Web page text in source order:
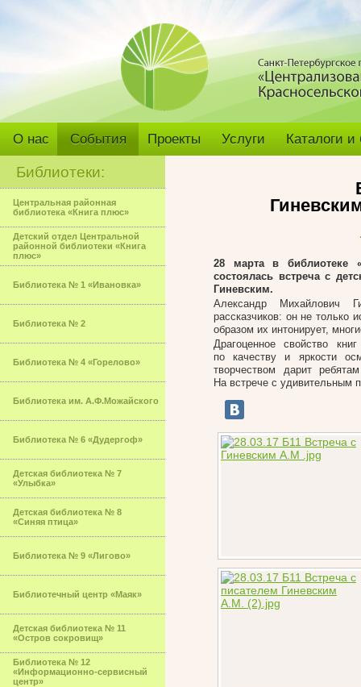
О нас События Проекты Услуги Каталоги
Библиотеки:
Центральная районная
библиотека «Книга плюс»
Детский отдел Центральной
районной библиотеки «Книга
плюс»
Библиотека № 1 «Ивановка»
Библиотека № 2
Библиотека № 4 «Горелово»
Библиотека им. А.Ф.Можайского
Библиотека № 6 «Дудергоф»
Детская библиотека № 7
«Улыбка»
Детская библиотека № 8
«Синяя птица»
Библиотека № 9 «Лигово»
Библиотечный центр «Маяк»
Детская библиотека № 11
«Остров сокровищ»
Библиотека № 12
«Информационно-сервисный
центр»
28 марта в библиотеке
состоялась встреча с
Гиневским.
Александр Михайлович
рассказчиков: он не только
образом их интонирует,
Драгоценное свойство
по качеству и яркости
творчеством дарит
На встрече с удивительным